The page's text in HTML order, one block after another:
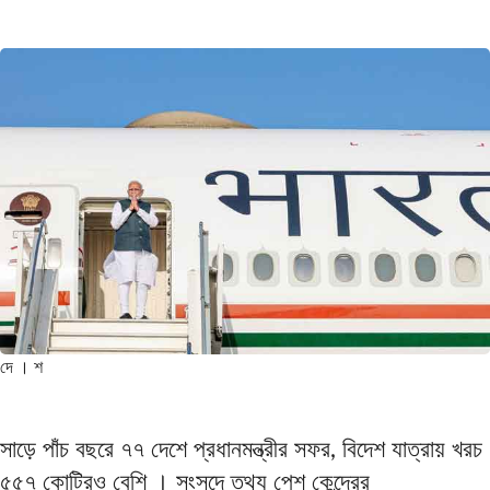
দে । শ
সাড়ে পাঁচ বছরে ৭৭ দেশে প্রধানমন্ত্রীর সফর, বিদেশ যাত্রায় খরচ
৫৫৭ কোটিরও বেশি । সংসদে তথ্য পেশ কেন্দ্রের